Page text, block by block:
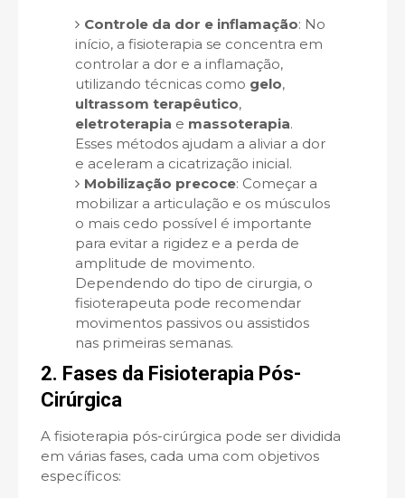
Controle da dor e inflamação: No
início, a fisioterapia se concentra em
controlar a dor e a inflamação,
utilizando técnicas como gelo,
ultrassom terapêutico,
eletroterapia e massoterapia.
Esses métodos ajudam a aliviar a dor
e aceleram a cicatrização inicial.
Mobilização precoce: Começar a
mobilizar a articulação e os músculos
o mais cedo possível é importante
para evitar a rigidez e a perda de
amplitude de movimento.
Dependendo do tipo de cirurgia, o
fisioterapeuta pode recomendar
movimentos passivos ou assistidos
nas primeiras semanas.
2. Fases da Fisioterapia Pós-
Cirúrgica
A fisioterapia pós-cirúrgica pode ser dividida
em várias fases, cada uma com objetivos
específicos: